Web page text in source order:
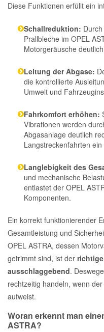
Diese Funktionen erfüllt ein
Schallreduktion:
Prallbleche im OPEL
Motorgeräusche
Leitung der Abgase:
die kontrollierte
Umwelt und
Fahrkomfort erhöhen:
Vibrationen werden
Abgasanlage deutlich
Langstreckenfahrten
Langlebigkeit des
und mechanische
entlastet der OPEL
Komponenten.
Ein korrekt funktionierender
Gesamtleistung und
OPEL ASTRA, dessen
getrimmt sind, ist der
ausschlaggebend.
rechtzeitig handeln, wenn
aufweist.
Woran erkennt man
ASTRA?